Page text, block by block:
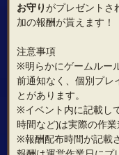
お守りがプレゼントさ
加の報酬が貰えます！
注意事項
※明らかにゲームルー
前通知なく、個別プレ
とがあります。
※イベント内に記載し
時間など)は実際の作
※報酬配布時間が記載